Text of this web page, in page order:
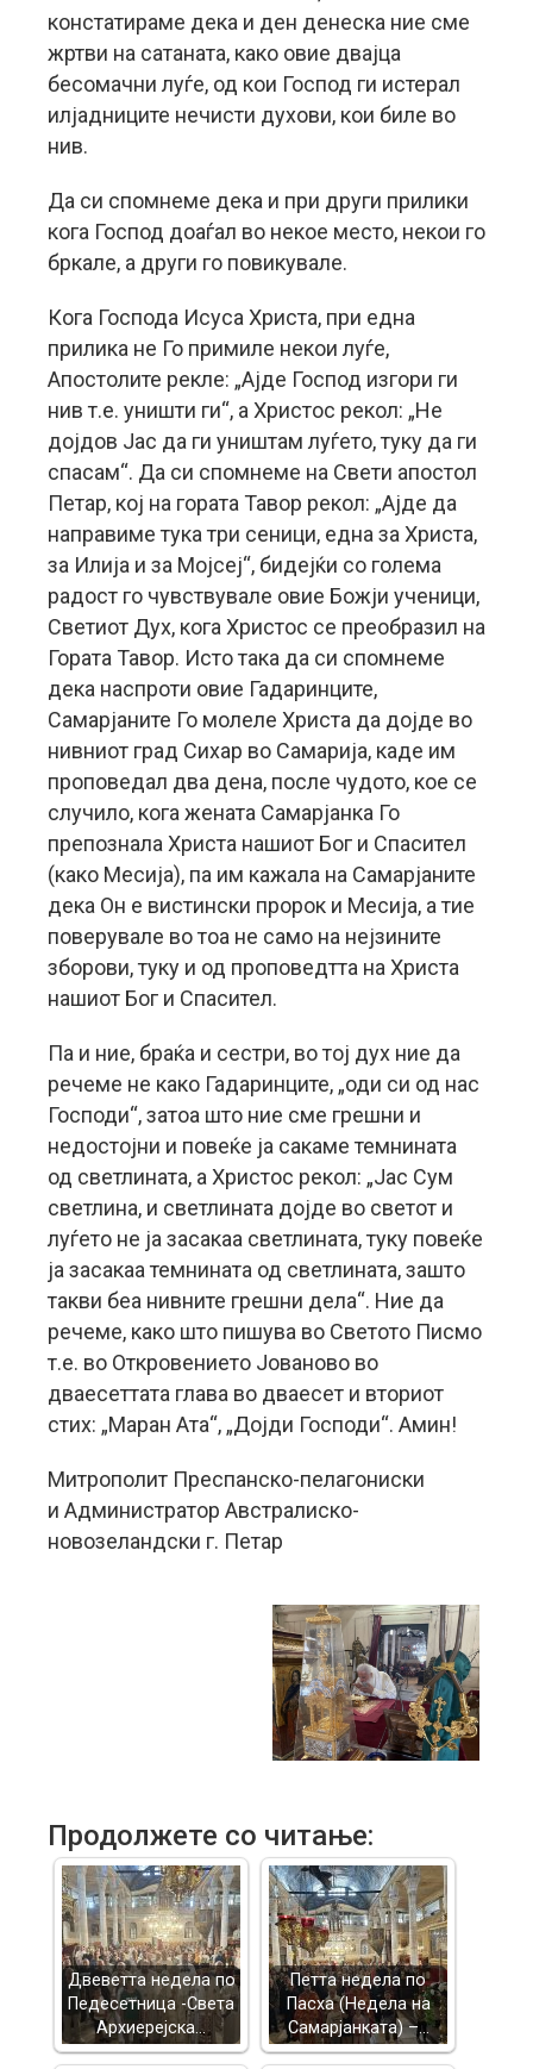
констатираме дека и ден денеска ние сме
жртви на сатаната, како овие двајца
бесомачни луѓе, од кои Господ ги истерал
илјадниците нечисти духови, кои биле во
нив.
Да си спомнеме дека и при други прилики
кога Господ доаѓал во некое место, некои го
бркале, а други го повикувале.
Кога Господа Исуса Христа, при една
прилика не Го примиле некои луѓе,
Апостолите рекле: „Ајде Господ изгори ги
нив т.е. уништи ги“, а Христос рекол: „Не
дојдов Јас да ги уништам луѓето, туку да ги
спасам“. Да си спомнеме на Свети апостол
Петар, кој на гората Тавор рекол: „Ајде да
направиме тука три сеници, една за Христа,
за Илија и за Мојсеј“, бидејќи со голема
радост го чувствувале овие Божји ученици,
Светиот Дух, кога Христос се преобразил на
Гората Тавор. Исто така да си спомнеме
дека наспроти овие Гадаринците,
Самарјаните Го молеле Христа да дојде во
нивниот град Сихар во Самарија, каде им
проповедал два дена, после чудото, кое се
случило, кога жената Самарјанка Го
препознала Христа нашиот Бог и Спасител
(како Месија), па им кажала на Самарјаните
дека Он е вистински пророк и Месија, а тие
поверувале во тоа не само на нејзините
зборови, туку и од проповедтта на Христа
нашиот Бог и Спасител.
Па и ние, браќа и сестри, во тој дух ние да
речеме не како Гадаринците, „оди си од нас
Господи“, затоа што ние сме грешни и
недостојни и повеќе ја сакаме темнината
од светлината, а Христос рекол: „Јас Сум
светлина, и светлината дојде во светот и
луѓето не ја засакаа светлината, туку повеќе
ја засакаа темнината од светлината, зашто
такви беа нивните грешни дела“. Ние да
речеме, како што пишува во Светото Писмо
т.е. во Откровението Јованово во
дваесеттата глава во дваесет и вториот
стих: „Маран Ата“, „Дојди Господи“. Амин!
Митрополит Преспанско-пелагониски
и Администратор Австралиско-
новозеландски г. Петар
Продолжете со читање:
Двеветта недела по
Педесетница -Света
Архиерејска…
Петта недела по
Пасха (Недела на
Самарјанката) –…